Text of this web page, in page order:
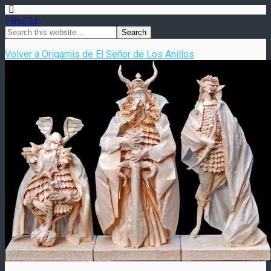
FilmClub
Volver a Origamis de El Señor de Los Anillos